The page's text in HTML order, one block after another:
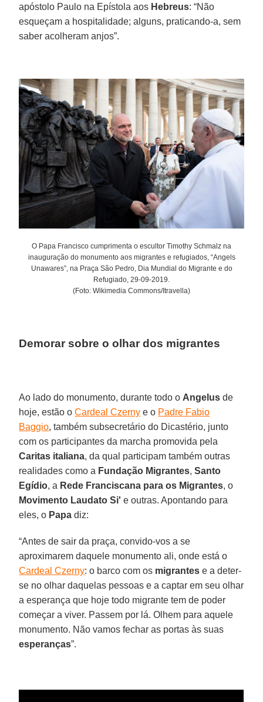
apóstolo Paulo na Epístola aos Hebreus: “Não
esqueçam a hospitalidade; alguns, praticando-a, sem
saber acolheram anjos”.
O Papa Francisco cumprimenta o escultor Timothy Schmalz na
inauguração do monumento aos migrantes e refugiados, “Angels
Unawares”, na Praça São Pedro, Dia Mundial do Migrante e do
Refugiado, 29-09-2019.
(Foto: Wikimedia Commons/Itravella)
Demorar sobre o olhar dos migrantes
Ao lado do monumento, durante todo o Angelus de
hoje, estão oCardeal Czerny e o Padre Fabio
Baggio, também subsecretário do Dicastério, junto
com os participantes da marcha promovida pela
Caritas italiana, da qual participam também outras
realidades como a Fundação Migrantes,Santo
Egídio, a Rede Franciscana para os Migrantes, o
Movimento Laudato Si' e outras. Apontando para
eles, o Papa diz:
“Antes de sair da praça, convido-vos a se
aproximarem daquele monumento ali, onde está o
Cardeal Czerny: o barco com os migrantes e a deter-
se no olhar daquelas pessoas e a captar em seu olhar
a esperança que hoje todo migrante tem de poder
começar a viver. Passem por lá. Olhem para aquele
monumento. Não vamos fechar as portas às suas
esperanças”.